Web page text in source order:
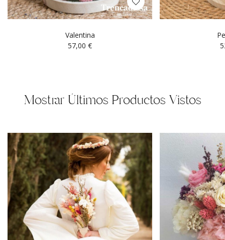
Valentina
57,00 €
Mostrar Últimos Productos Vistos